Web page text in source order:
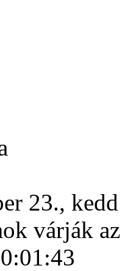
23.,
várják